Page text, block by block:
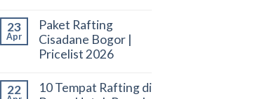
23
Apr
Paket Rafting
Cisadane Bogor |
Pricelist 2026
22
10 Tempat Rafting di